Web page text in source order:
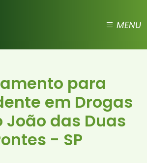
MENU
para
em Drogas
João das Duas
- SP